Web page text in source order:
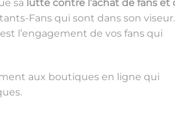
sa lutte contre l’achat de fans et
Fans qui sont dans son
l’engagement de vos fans qui
aux boutiques en ligne qui